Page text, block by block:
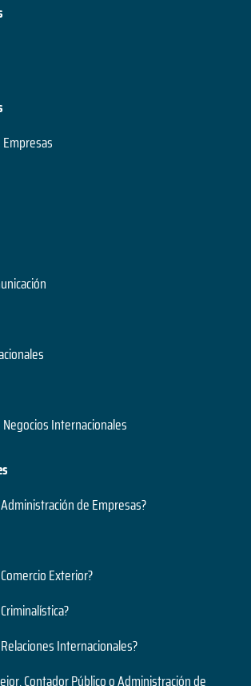
Internacionales
de Empresas?
Exterior?
Internacionales?
Contador Público o Administración de